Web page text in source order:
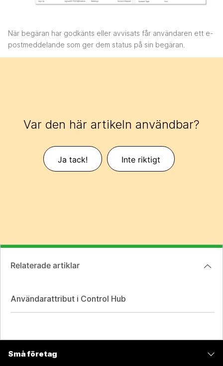
När begäran har godkänts eller avvisats får användaren ett e-
postmeddelande som ger dem status på sin begäran.
Var den här artikeln användbar?
Ja tack! Inte riktigt
Relaterade artiklar
Användarattribut i Control Hub
Små företag